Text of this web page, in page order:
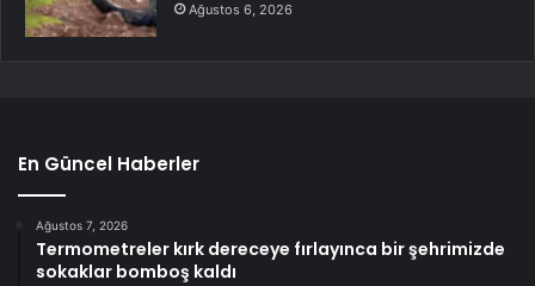
Ağustos 6, 2026
En Güncel Haberler
Ağustos 7, 2026
Termometreler kırk dereceye fırlayınca bir şehrimizde
sokaklar bomboş kaldı